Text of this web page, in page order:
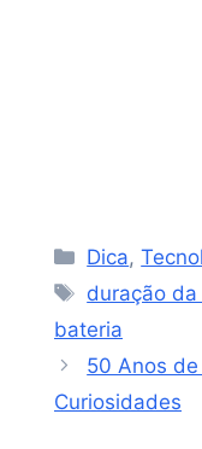
Categorias
Dica,
Tags
duração
bateria
50 Anos
Curiosidades